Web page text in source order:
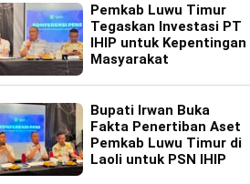
Pemkab Luwu Timur
Tegaskan Investasi PT
IHIP untuk Kepentingan
Masyarakat
Bupati Irwan Buka
Fakta Penertiban Aset
Pemkab Luwu Timur di
Laoli untuk PSN IHIP